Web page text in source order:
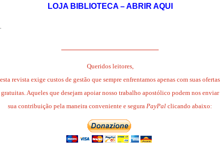
LOJA BIBLIOTECA – ABRIR AQUI
Queridos leitores,
esta revista exige custos de gestão que sempre enfrentamos apenas com suas ofertas
gratuitas. Aqueles que desejam apoiar nosso trabalho apostólico podem nos enviar
sua contribuição pela maneira conveniente e segura PayPal clicando abaixo: